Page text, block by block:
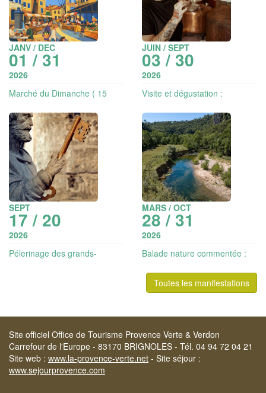
JANV / DEC
01 / 31
2026
Marché du Dimanche ( 15
JUIN / SEPT
03 / 30
2026
Visite et dégustation :
distillons !
SEPT
17 / 20
2026
Pélerinage des grands-
MARS / OCT
28 / 31
2026
Balade nature commentée :
Sourn
Toutes les manifestations
Site officiel Office de Tourisme Provence Verte & Verdon
Carrefour de l'Europe - 83170 BRIGNOLES - Tél. 04 94 72 04 21
Site web : www.la-provence-verte.net - Site séjour :
www.sejourprovence.com